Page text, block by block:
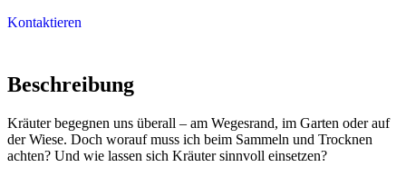
Kontaktieren
Beschreibung
Kräuter begegnen uns überall – am Wegesrand, im Garten oder auf
der Wiese. Doch worauf muss ich beim Sammeln und Trocknen
achten? Und wie lassen sich Kräuter sinnvoll einsetzen?